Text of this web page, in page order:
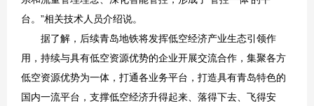
台。”相关技术人员介绍说。
据了解，后续青岛地铁将发挥低空经济产业生态引领作
用，持续与具有低空资源优势的企业开展交流合作，集聚各方
低空资源优势为一体，打通各业务平台，打造具有青岛特色的
国内一流平台，支撑低空经济升得起来、落得下去、飞得安